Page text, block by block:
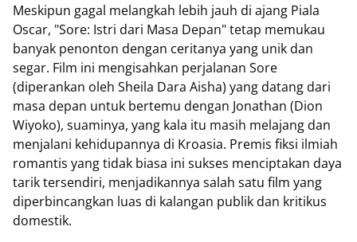
Meskipun gagal melangkah lebih jauh di ajang Piala
Oscar, "Sore: Istri dari Masa Depan" tetap memukau
banyak penonton dengan ceritanya yang unik dan
segar. Film ini mengisahkan perjalanan Sore
(diperankan oleh Sheila Dara Aisha) yang datang dari
masa depan untuk bertemu dengan Jonathan (Dion
Wiyoko), suaminya, yang kala itu masih melajang dan
menjalani kehidupannya di Kroasia. Premis fiksi ilmiah
romantis yang tidak biasa ini sukses menciptakan daya
tarik tersendiri, menjadikannya salah satu film yang
diperbincangkan luas di kalangan publik dan kritikus
domestik.